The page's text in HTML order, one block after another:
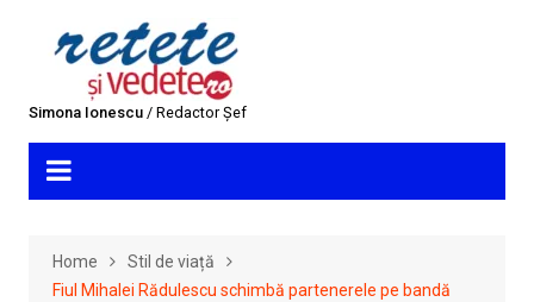
Simona Ionescu/ Redactor Șef
Home
Stil de viață
Fiul Mihalei Rădulescu schimbă partenerele pe bandă